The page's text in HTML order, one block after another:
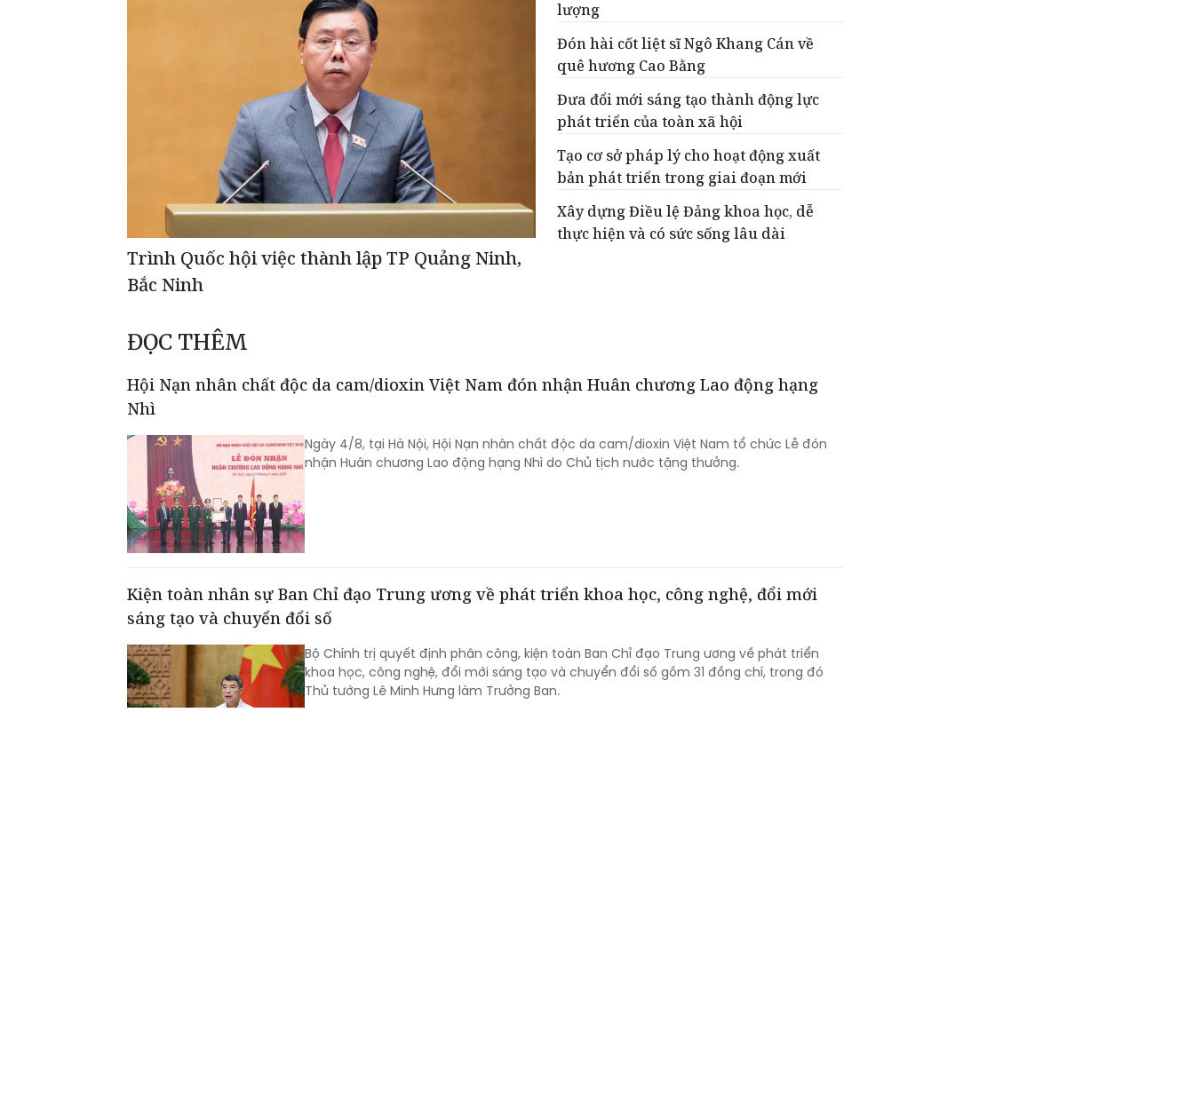
Trình Quốc hội việc thành lập TP Quảng Ninh,
Bắc Ninh
lượng
Đón hài cốt liệt sĩ Ngô Khang Cán về
quê hương Cao Bằng
Đưa đổi mới sáng tạo thành động lực
phát triển của toàn xã hội
Tạo cơ sở pháp lý cho hoạt động xuất
bản phát triển trong giai đoạn mới
Xây dựng Điều lệ Đảng khoa học, dễ
thực hiện và có sức sống lâu dài
ĐỌC THÊM
Hội Nạn nhân chất độc da cam/dioxin Việt Nam đón nhận Huân chương Lao động hạng
Nhì
Ngày 4/8, tại Hà Nội, Hội Nạn nhân chất độc da cam/dioxin Việt Nam tổ chức Lễ đón
nhận Huân chương Lao động hạng Nhì do Chủ tịch nước tặng thưởng.
Kiện toàn nhân sự Ban Chỉ đạo Trung ương về phát triển khoa học, công nghệ, đổi mới
sáng tạo và chuyển đổi số
Bộ Chính trị quyết định phân công, kiện toàn Ban Chỉ đạo Trung ương về phát triển
khoa học, công nghệ, đổi mới sáng tạo và chuyển đổi số gồm 31 đồng chí, trong đó
Thủ tướng Lê Minh Hưng làm Trưởng Ban.